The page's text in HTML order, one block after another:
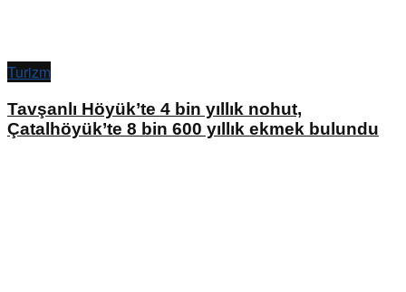
Turizm
Tavşanlı Höyük’te 4 bin yıllık nohut,
Çatalhöyük’te 8 bin 600 yıllık ekmek bulundu